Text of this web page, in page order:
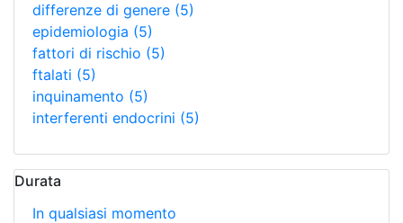
differenze di genere (5)
epidemiologia (5)
fattori di rischio (5)
ftalati (5)
inquinamento (5)
interferenti endocrini (5)
Durata
In qualsiasi momento